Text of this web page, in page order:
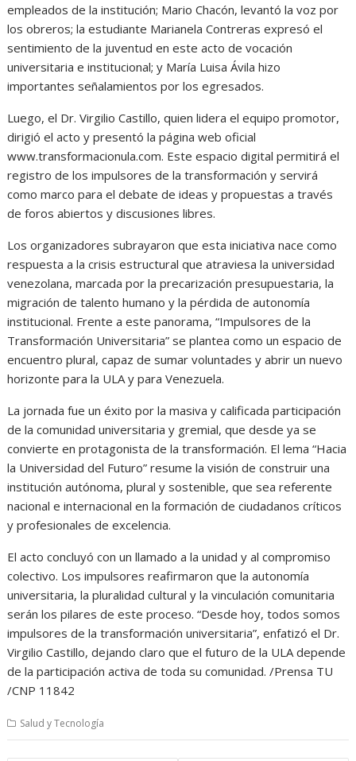
empleados de la institución; Mario Chacón, levantó la voz por
los obreros; la estudiante Marianela Contreras expresó el
sentimiento de la juventud en este acto de vocación
universitaria e institucional; y María Luisa Ávila hizo
importantes señalamientos por los egresados.
Luego, el Dr. Virgilio Castillo, quien lidera el equipo promotor,
dirigió el acto y presentó la página web oficial
www.transformacionula.com. Este espacio digital permitirá el
registro de los impulsores de la transformación y servirá
como marco para el debate de ideas y propuestas a través
de foros abiertos y discusiones libres.
Los organizadores subrayaron que esta iniciativa nace como
respuesta a la crisis estructural que atraviesa la universidad
venezolana, marcada por la precarización presupuestaria, la
migración de talento humano y la pérdida de autonomía
institucional. Frente a este panorama, “Impulsores de la
Transformación Universitaria” se plantea como un espacio de
encuentro plural, capaz de sumar voluntades y abrir un nuevo
horizonte para la ULA y para Venezuela.
La jornada fue un éxito por la masiva y calificada participación
de la comunidad universitaria y gremial, que desde ya se
convierte en protagonista de la transformación. El lema “Hacia
la Universidad del Futuro” resume la visión de construir una
institución autónoma, plural y sostenible, que sea referente
nacional e internacional en la formación de ciudadanos críticos
y profesionales de excelencia.
El acto concluyó con un llamado a la unidad y al compromiso
colectivo. Los impulsores reafirmaron que la autonomía
universitaria, la pluralidad cultural y la vinculación comunitaria
serán los pilares de este proceso. “Desde hoy, todos somos
impulsores de la transformación universitaria”, enfatizó el Dr.
Virgilio Castillo, dejando claro que el futuro de la ULA depende
de la participación activa de toda su comunidad. /Prensa TU
/CNP 11842
Salud y Tecnología